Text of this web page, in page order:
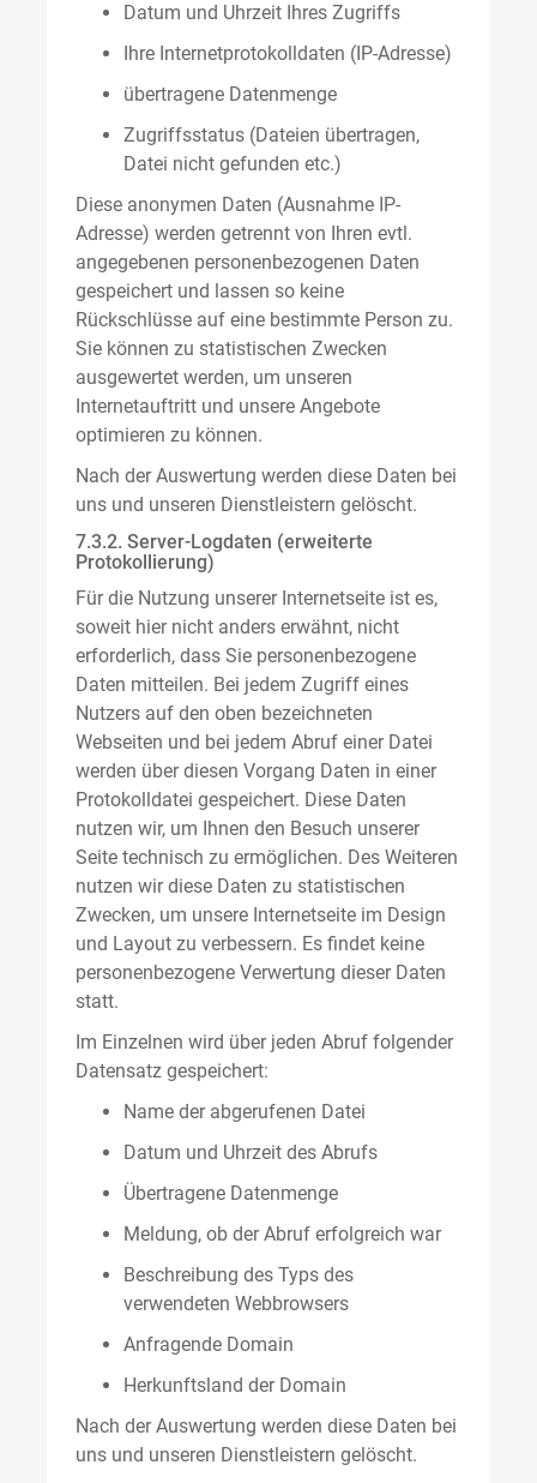
Datum und Uhrzeit Ihres Zugriffs
Ihre Internetprotokolldaten (IP-Adresse)
übertragene Datenmenge
Zugriffsstatus (Dateien übertragen,
Datei nicht gefunden etc.)
Diese anonymen Daten (Ausnahme IP-
Adresse) werden getrennt von Ihren evtl.
angegebenen personenbezogenen Daten
gespeichert und lassen so keine
Rückschlüsse auf eine bestimmte Person zu.
Sie können zu statistischen Zwecken
ausgewertet werden, um unseren
Internetauftritt und unsere Angebote
optimieren zu können.
Nach der Auswertung werden diese Daten bei
uns und unseren Dienstleistern gelöscht.
7.3.2. Server-Logdaten (erweiterte
Protokollierung)
Für die Nutzung unserer Internetseite ist es,
soweit hier nicht anders erwähnt, nicht
erforderlich, dass Sie personenbezogene
Daten mitteilen. Bei jedem Zugriff eines
Nutzers auf den oben bezeichneten
Webseiten und bei jedem Abruf einer Datei
werden über diesen Vorgang Daten in einer
Protokolldatei gespeichert. Diese Daten
nutzen wir, um Ihnen den Besuch unserer
Seite technisch zu ermöglichen. Des Weiteren
nutzen wir diese Daten zu statistischen
Zwecken, um unsere Internetseite im Design
und Layout zu verbessern. Es findet keine
personenbezogene Verwertung dieser Daten
statt.
Im Einzelnen wird über jeden Abruf folgender
Datensatz gespeichert:
Name der abgerufenen Datei
Datum und Uhrzeit des Abrufs
Übertragene Datenmenge
Meldung, ob der Abruf erfolgreich war
Beschreibung des Typs des
verwendeten Webbrowsers
Anfragende Domain
Herkunftsland der Domain
Nach der Auswertung werden diese Daten bei
uns und unseren Dienstleistern gelöscht.